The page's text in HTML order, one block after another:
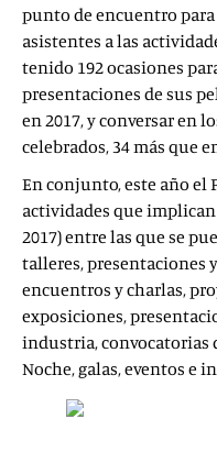
punto de encuentro
asistentes a las
tenido 192 ocasiones
presentaciones de sus
en 2017, y conversar en
celebrados, 34 más que
En conjunto, este año el
actividades que
2017) entre las que se
talleres, presentaciones
encuentros y charlas,
exposiciones,
industria, convocatorias
Noche, galas, eventos e